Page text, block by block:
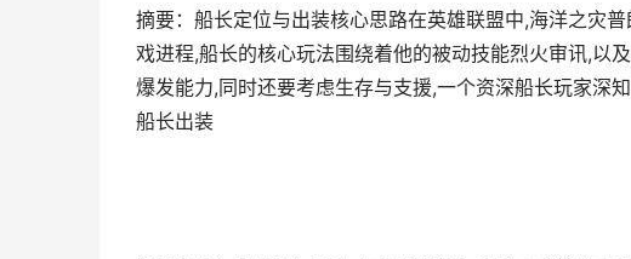
摘要：船长定位与出装核心思路在英雄联盟中,海洋之灾
戏进程,船长的核心玩法围绕着他的被动技能烈火审讯,以
爆发能力,同时还要考虑生存与支援,一个资深船长玩家深
船长出装